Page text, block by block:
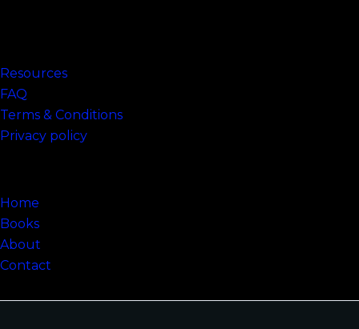
Resources
FAQ
Terms & Conditions
Privacy policy
Home
Books
About
Contact